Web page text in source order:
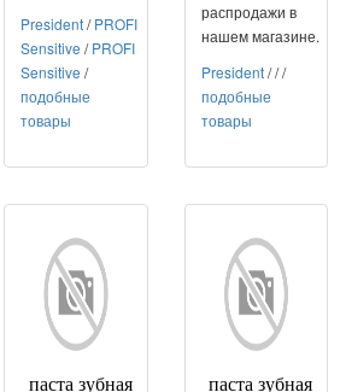
President/PROFI
Sensitive /PROFI
Sensitive /
подобные
товары
распродажи в
нашем магазине.
President///
подобные
товары
паста зубная
паста зубная